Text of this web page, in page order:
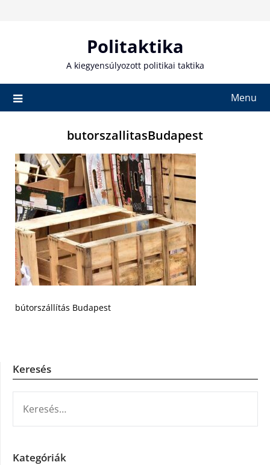
Politaktika
A kiegyensúlyozott politikai taktika
Menu
butorszallitasBudapest
bútorszállítás Budapest
Keresés
Kategóriák